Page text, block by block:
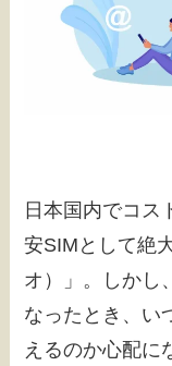
日本国内でコス
安SIMとして絶
オ）」。しかし
なったとき、い
えるのか心配に